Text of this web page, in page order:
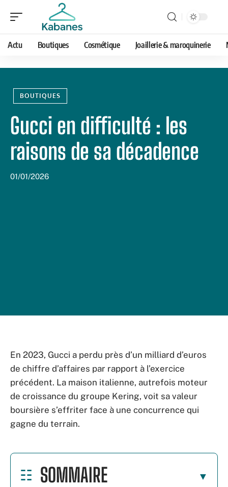
Actu Boutiques Cosmétique Joaillerie & maroquinerie
BOUTIQUES
Gucci en difficulté : les
raisons de sa décadence
01/01/2026
En 2023, Gucci a perdu près d’un milliard d’euros
de chiffre d’affaires par rapport à l’exercice
précédent. La maison italienne, autrefois moteur
de croissance du groupe Kering, voit sa valeur
boursière s’effriter face à une concurrence qui
gagne du terrain.
SOMMAIRE